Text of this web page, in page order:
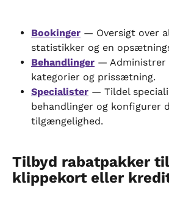
Bookinger — Oversigt over
statistikker og en
Behandlinger — Administrer
kategorier og prissætning.
Specialister — Tildel
behandlinger og konfigurer
tilgængelighed.
Tilbyd rabatpakker
klippekort eller